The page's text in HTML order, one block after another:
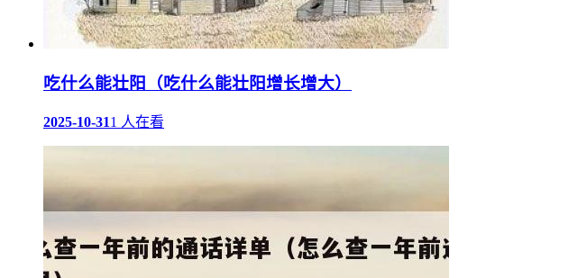
吃什么能壮阳（吃什么能壮阳增长增大）
2025-10-311 人在看